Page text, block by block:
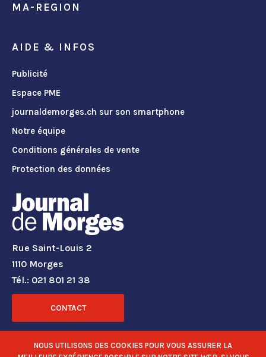
MA-REGION
AIDE & INFOS
Publicité
Espace PME
journaldemorges.ch sur son smartphone
Notre équipe
Conditions générales de vente
Protection des données
Rue Saint-Louis 2
1110 Morges
Tél.: 021 801 21 38
CONTACT
RÉSEAUX SOCIAUX
NOUS UTILISONS DES COOKIES POUR VOUS ASSURER LA